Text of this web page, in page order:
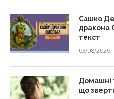
Сашко
дракона
текст
03/08/2026
Домашні
що